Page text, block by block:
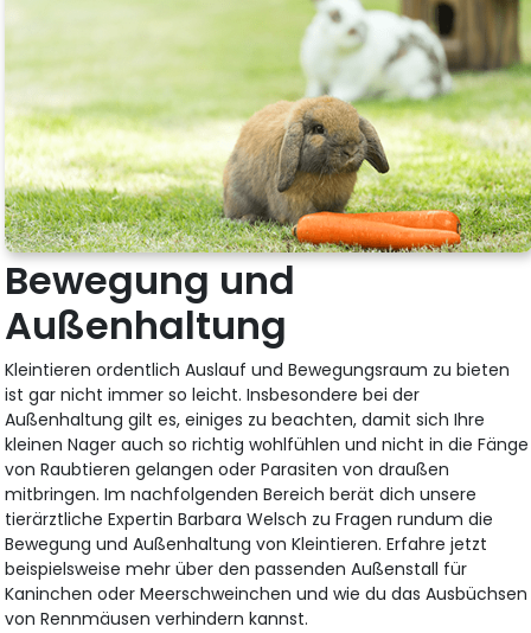
Bewegung und
Außenhaltung
Kleintieren ordentlich Auslauf und Bewegungsraum zu bieten
ist gar nicht immer so leicht. Insbesondere bei der
Außenhaltung gilt es, einiges zu beachten, damit sich Ihre
kleinen Nager auch so richtig wohlfühlen und nicht in die Fänge
von Raubtieren gelangen oder Parasiten von draußen
mitbringen. Im nachfolgenden Bereich berät dich unsere
tierärztliche Expertin Barbara Welsch zu Fragen rundum die
Bewegung und Außenhaltung von Kleintieren. Erfahre jetzt
beispielsweise mehr über den passenden Außenstall für
Kaninchen oder Meerschweinchen und wie du das Ausbüchsen
von Rennmäusen verhindern kannst.